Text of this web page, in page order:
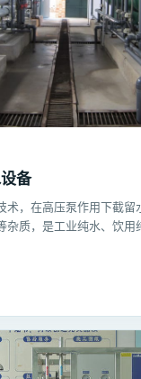
备
术，在高压泵作用下截留
杂质，是工业纯水、饮用